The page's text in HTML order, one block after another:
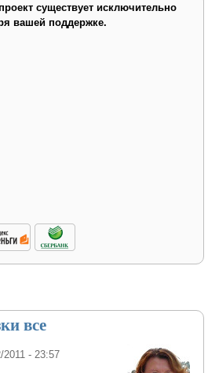
существует исключительно
вашей поддержке.
все
2011 - 23:57